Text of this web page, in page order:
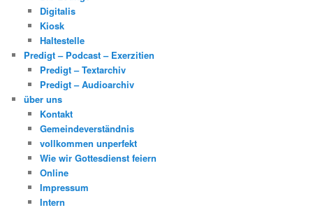
Digitalis
Kiosk
Haltestelle
Predigt – Podcast – Exerzitien
Predigt – Textarchiv
Predigt – Audioarchiv
über uns
Kontakt
Gemeindeverständnis
vollkommen unperfekt
Wie wir Gottesdienst feiern
Online
Impressum
Intern